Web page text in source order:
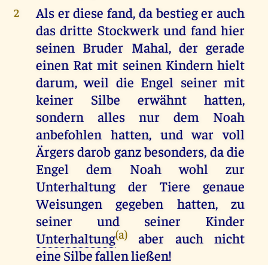
2
Als er diese fand, da bestieg er auch
das dritte Stockwerk und fand hier
seinen Bruder Mahal, der gerade
einen Rat mit seinen Kindern hielt
darum, weil die Engel seiner mit
keiner Silbe erwähnt hatten,
sondern alles nur dem Noah
anbefohlen hatten, und war voll
Ärgers darob ganz besonders, da die
Engel dem Noah wohl zur
Unterhaltung der Tiere genaue
Weisungen gegeben hatten, zu
seiner und seiner Kinder
Unterhaltung(a)aber auch nicht
eine Silbe fallen ließen!